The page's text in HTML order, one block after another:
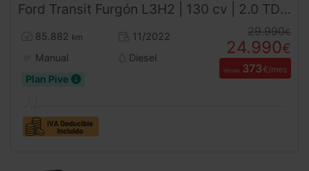
Ford Transit Furgón L3H2 | 130 cv | 2.0 TDCi (2022) | Desde 381€/mes
85.882 km
11/2022
Manual
Diesel
Plan Pive
29.990€
24.990€
desde 373€/mes